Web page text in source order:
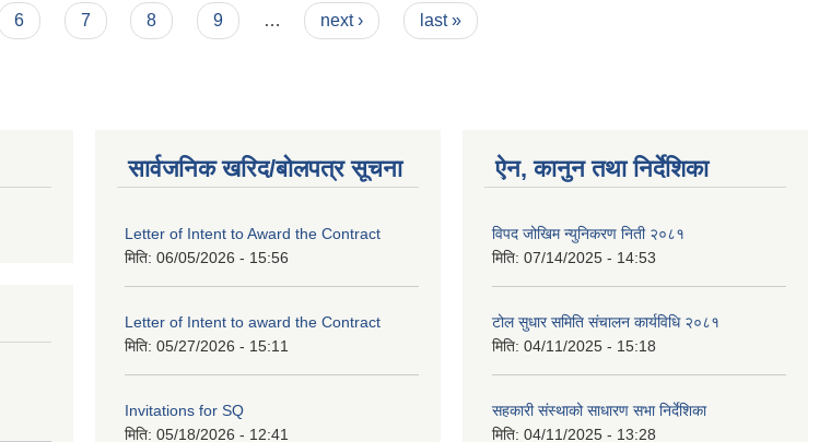
6 7 8 9 … next › last »
सार्वजनिक खरिद/बोलपत्र सूचना
Letter of Intent to Award the Contract
मिति: 06/05/2026 - 15:56
Letter of Intent to award the Contract
मिति: 05/27/2026 - 15:11
Invitations for SQ
मिति: 05/18/2026 - 12:41
ऐन, कानुन तथा निर्देशिका
विपद जोखिम न्युनिकरण निती २०८१
मिति: 07/14/2025 - 14:53
टोल सुधार समिति संचालन कार्यविधि २०८१
मिति: 04/11/2025 - 15:18
सहकारी संस्थाको साधारण सभा निर्देशिका
मिति: 04/11/2025 - 13:28